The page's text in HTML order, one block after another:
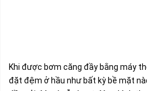
Khi được bơm căng đầy bằng máy
đặt đệm ở hầu như bất kỳ bề mặt